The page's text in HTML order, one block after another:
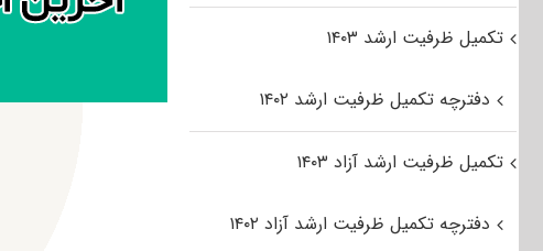
تکمیل ظرفیت ارشد ۱۴۰۳
دفترچه تکمیل ظرفیت ارشد ۱۴۰۲
تکمیل ظرفیت ارشد آزاد ۱۴۰۳
دفترچه تکمیل ظرفیت ارشد آزاد ۱۴۰۲